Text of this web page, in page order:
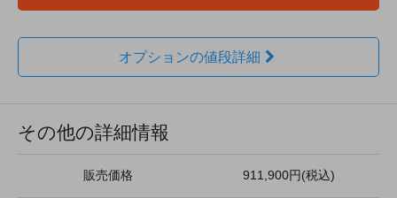
オプションの値段詳細
その他の詳細情報
販売価格 911,900円(税込)